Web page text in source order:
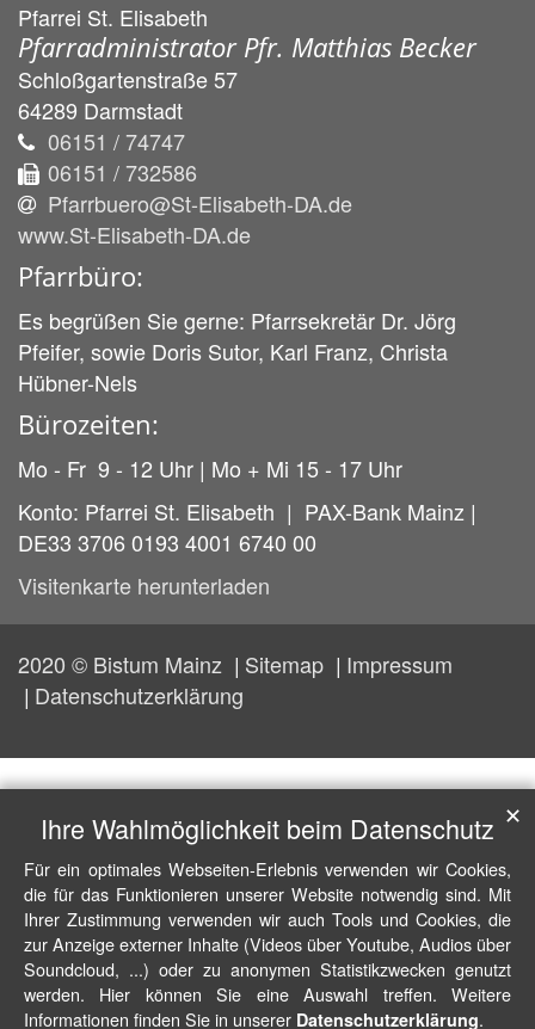
Pfarrei St. Elisabeth
Pfarradministrator Pfr. Matthias Becker
Schloßgartenstraße 57
64289 Darmstadt
06151 / 74747
06151 / 732586
Pfarrbuero@St-Elisabeth-DA.de
www.St-Elisabeth-DA.de
Pfarrbüro:
Es begrüßen Sie gerne: Pfarrsekretär Dr. Jörg
Pfeifer, sowie Doris Sutor, Karl Franz, Christa
Hübner-Nels
Bürozeiten:
Mo - Fr 9 - 12 Uhr | Mo + Mi 15 - 17 Uhr
Konto: Pfarrei St. Elisabeth | PAX-Bank Mainz |
DE33 3706 0193 4001 6740 00
Visitenkarte herunterladen
2020 © Bistum Mainz Sitemap
Impressum
Datenschutzerklärung
Ihre Wahlmöglichkeit beim Datenschutz
Für ein optimales Webseiten-Erlebnis verwenden wir Cookies,
die für das Funktionieren unserer Website notwendig sind. Mit
Ihrer Zustimmung verwenden wir auch Tools und Cookies, die
zur Anzeige externer Inhalte (Videos über Youtube, Audios über
Soundcloud, ...) oder zu anonymen Statistikzwecken genutzt
werden. Hier können Sie eine Auswahl treffen. Weitere
Informationen finden Sie in unserer Datenschutzerklärung.
✕